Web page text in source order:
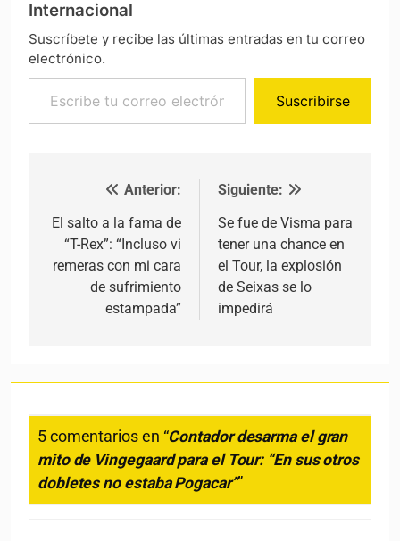
Internacional
Suscríbete y recibe las últimas entradas en tu correo
electrónico.
Escribe tu correo electrónico…
Suscribirse
Navegación de entradas
Anterior:
El salto a la fama de
“T-Rex”: “Incluso vi
remeras con mi cara
de sufrimiento
estampada”
Siguiente:
Se fue de Visma para
tener una chance en
el Tour, la explosión
de Seixas se lo
impedirá
5 comentarios en “Contador desarma el gran
mito de Vingegaard para el Tour: “En sus otros
dobletes no estaba Pogacar””